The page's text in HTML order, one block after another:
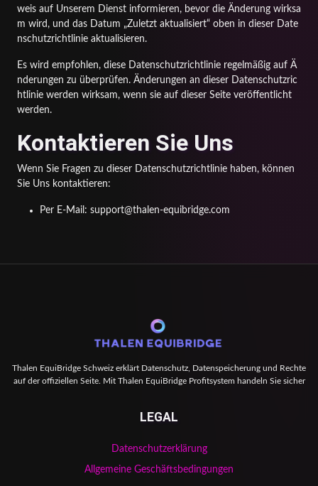
weis auf Unserem Dienst informieren, bevor die Änderung wirksa
m wird, und das Datum „Zuletzt aktualisiert“ oben in dieser Date
nschutzrichtlinie aktualisieren.
Es wird empfohlen, diese Datenschutzrichtlinie regelmäßig auf Ä
nderungen zu überprüfen. Änderungen an dieser Datenschutzric
htlinie werden wirksam, wenn sie auf dieser Seite veröffentlicht
werden.
Kontaktieren Sie Uns
Wenn Sie Fragen zu dieser Datenschutzrichtlinie haben, können
Sie Uns kontaktieren:
Per E-Mail: support@thalen-equibridge.com
Thalen EquiBridge Schweiz erklärt Datenschutz, Datenspeicherung und Rechte
auf der offiziellen Seite. Mit Thalen EquiBridge Profitsystem handeln Sie sicher
LEGAL
Datenschutzerklärung
Allgemeine Geschäftsbedingungen